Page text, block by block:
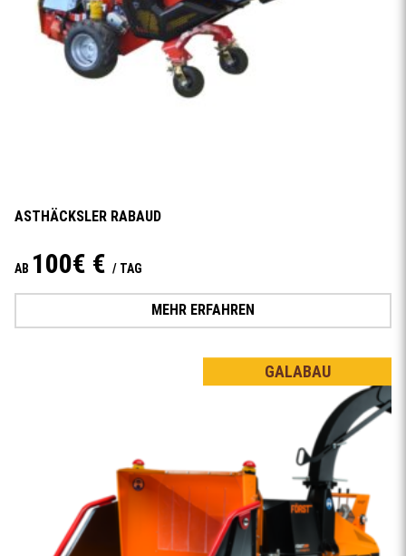
ASTHÄCKSLER RABAUD
AB 100€ € / TAG
MEHR ERFAHREN
GALABAU